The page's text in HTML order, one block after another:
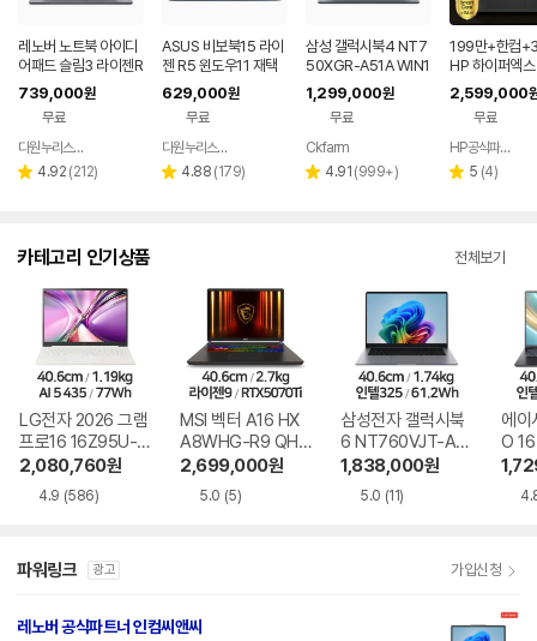
레노버 노트북 아이디
어패드 슬림3 라이젠R
5 8GB 256GB 윈도
우11
739,000원
무료
페이
다원누리스토어
별 4.92 리
(212)
ASUS 비보북15 라이
젠 R5 윈도우11 재택
근무 싼 노트북
629,000원
무료
페이
다원누리스토어
별 4.88 리
(179)
삼성 갤럭시북4 NT7
50XGR-A51A WIN1
1 FPP(버젼UP설치)
업무용 학생용 사무용
노트북 문스톤그레이
1,299,000원
무료
페이
Ckfarm
별 4.91 리
(999+)
199만+한컴
HP 하이퍼엑스
6 AI7 450
0 게이밍 노트
2,599,000
무료
HP공식파트너 이텍컴퓨터
별 5 리
(4)
카테고리 인기상품 전체보기
LG전자 2026 그램
프로16 16Z95U-G
S5WK
2,080,760원
4.9 (586)
MSI 벡터 A16 HX
A8WHG-R9 QHD
+
2,699,000원
5.0 (5)
삼성전자 갤럭시북
6 NT760VJT-A51
A
1,838,000원
5.0 (11)
에이
O
1-
파워링크 광고 가입신청
레노버 공식파트너 인컴씨앤씨